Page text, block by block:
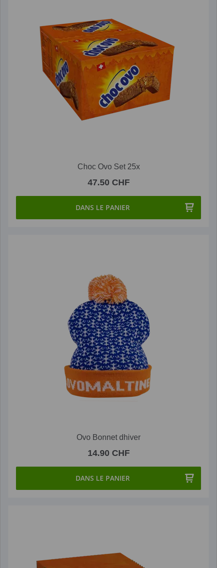
Choc Ovo Set 25x
47.50 CHF
DANS LE PANIER
Ovo Bonnet dhiver
14.90 CHF
DANS LE PANIER